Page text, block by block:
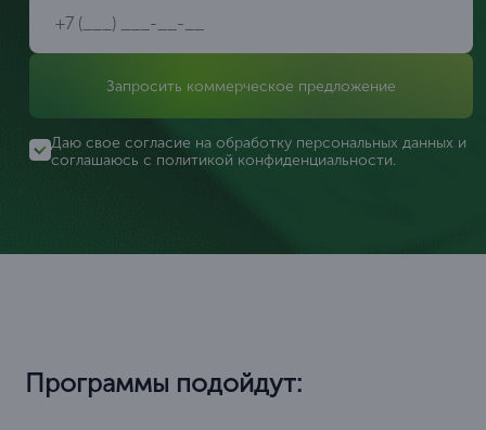
Запросить коммерческое предложение
Даю свое согласие на обработку персональных данных и
соглашаюсь с политикой конфиденциальности.
Программы подойдут: